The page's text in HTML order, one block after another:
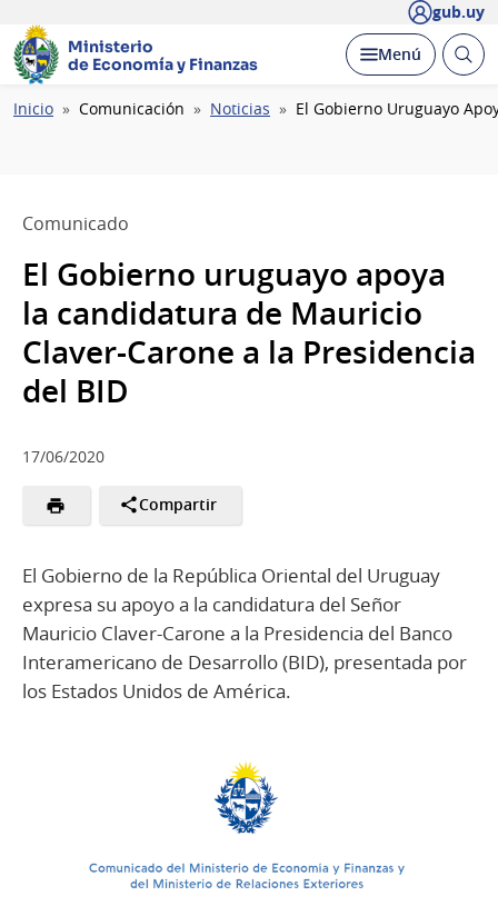
gub.uy
Ministerio
de Economía y Finanzas
Desplegar
Menú Abrir
Ruta
Inicio Comunicación Noticias El Gobierno Uruguayo
Comunicado
El Gobierno uruguayo apoya
la candidatura de Mauricio
Claver-Carone a la Presidencia
del BID
17/06/2020
Compartir
El Gobierno de la República Oriental del Uruguay
expresa su apoyo a la candidatura del Señor
Mauricio Claver-Carone a la Presidencia del Banco
Interamericano de Desarrollo (BID), presentada por
los Estados Unidos de América.